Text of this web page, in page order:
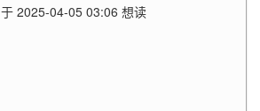
于 2025-04-05 03:06 想读